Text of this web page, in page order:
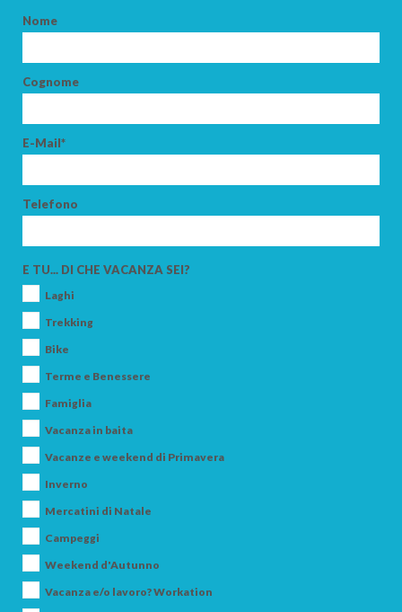
Nome
Cognome
E-Mail*
Telefono
E TU... DI CHE VACANZA SEI?
Laghi
Trekking
Bike
Terme e Benessere
Famiglia
Vacanza in baita
Vacanze e weekend di Primavera
Inverno
Mercatini di Natale
Campeggi
Weekend d'Autunno
Vacanza e/o lavoro? Workation